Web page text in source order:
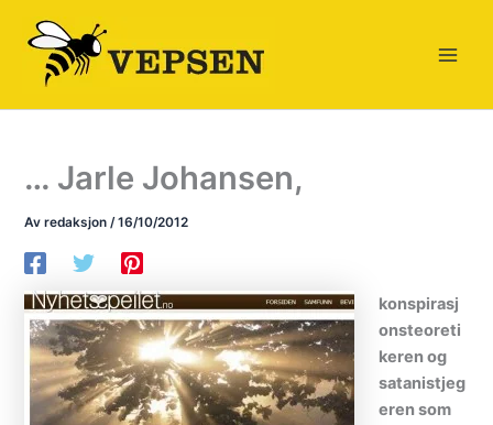
innholdet
… Jarle Johansen,
Av redaksjon/16/10/2012
konspirasj
onsteoreti
keren og
satanistjeg
eren som